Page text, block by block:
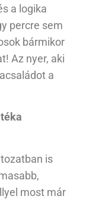
a logika
percre sem
bármikor
Az nyer, aki
a
is
most már